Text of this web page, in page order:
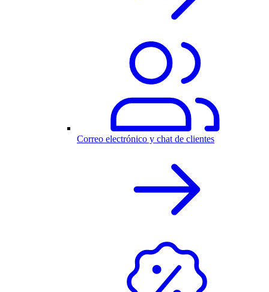
Correo electrónico y chat de clientes